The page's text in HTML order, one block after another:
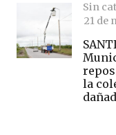
Sin
21 de
la